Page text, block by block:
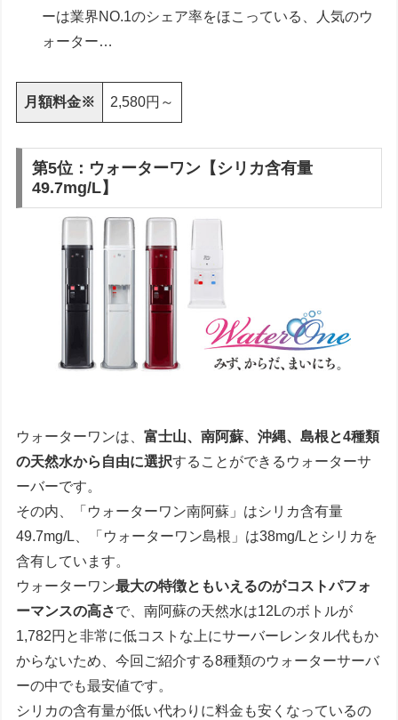
ーは業界NO.1のシェア率をほこっている、人気のウ
ォーター…
月額料金※ 2,580円～
第5位：ウォーターワン【シリカ含有量
49.7mg/L】
ウォーターワンは、富士山、南阿蘇、沖縄、島根と4種類
の天然水から自由に選択することができるウォーターサ
ーバーです。
その内、「ウォーターワン南阿蘇」はシリカ含有量
49.7mg/L、「ウォーターワン島根」は38mg/Lとシリカを
含有しています。
ウォーターワン最大の特徴ともいえるのがコストパフォ
ーマンスの高さで、南阿蘇の天然水は12Lのボトルが
1,782円と非常に低コストな上にサーバーレンタル代もか
からないため、今回ご紹介する8種類のウォーターサーバ
ーの中でも最安値です。
シリカの含有量が低い代わりに料金も安くなっているの